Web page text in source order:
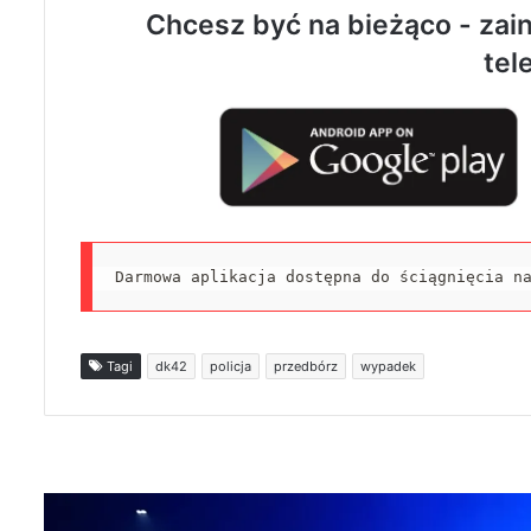
Chcesz być na bieżąco -
Darmowa aplikacja dostępna do ściągnięcia
Tagi dk42 policja przedbórz wypadek